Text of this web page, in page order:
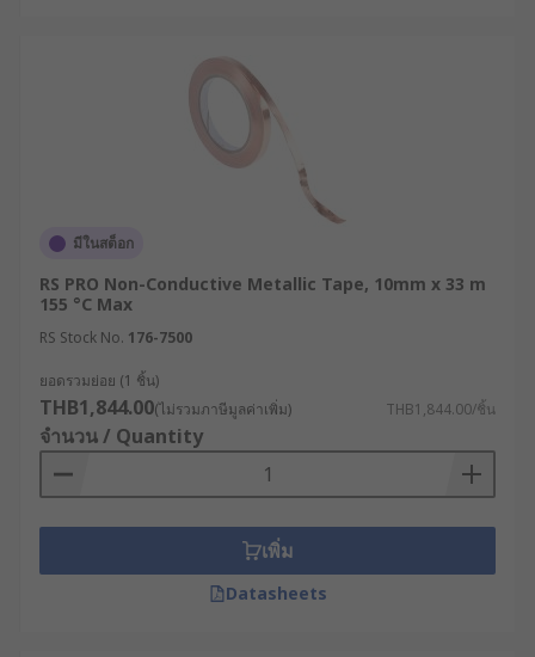
มีในสต็อก
RS PRO Non-Conductive Metallic Tape, 10mm x 33 m
155 °C Max
RS Stock No. 176-7500
ยอดรวมย่อย (1 ชิ้น)
THB1,844.00(ไม่รวมภาษีมูลค่าเพิ่ม) THB1,844.00/ชิ้น
จำนวน / Quantity
เพิ่ม
Datasheets